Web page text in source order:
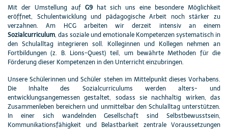
Mit der Umstellung auf G9hat sich uns eine besondere Möglichkeit
eröffnet, Schulentwicklung und pädagogische Arbeit noch stärker zu
verzahnen. Am HCG arbeiten wir derzeit intensiv an einem
Sozialcurriculum, das soziale und emotionale Kompetenzen systematisch in
den Schulalltag integrieren soll. Kolleginnen und Kollegen nehmen an
Fortbildungen (z. B. Lions-Quest) teil, um bewährte Methoden für die
Förderung dieser Kompetenzen in den Unterricht einzubringen.
Unsere Schülerinnen und Schüler stehen im Mittelpunkt dieses Vorhabens.
Die Inhalte des Sozialcurriculums werden alters- und
entwicklungsangemessen gestaltet, sodass sie nachhaltig wirken, das
Zusammenleben bereichern und unmittelbar den Schulalltag unterstützen.
In einer sich wandelnden Gesellschaft sind Selbstbewusstsein,
Kommunikationsfähigkeit und Belastbarkeit zentrale Voraussetzungen